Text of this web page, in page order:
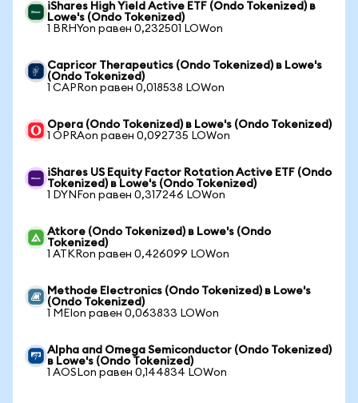
iShares High Yield Active ETF (Ondo Tokenized) в
Lowe's (Ondo Tokenized)
1 BRHYon равен 0,232501 LOWon
Capricor Therapeutics (Ondo Tokenized) в Lowe's
(Ondo Tokenized)
1 CAPRon равен 0,018538 LOWon
Opera (Ondo Tokenized) в Lowe's (Ondo Tokenized)
1 OPRAon равен 0,092735 LOWon
iShares US Equity Factor Rotation Active ETF (Ondo
Tokenized) в Lowe's (Ondo Tokenized)
1 DYNFon равен 0,317246 LOWon
Atkore (Ondo Tokenized) в Lowe's (Ondo
Tokenized)
1 ATKRon равен 0,426099 LOWon
Methode Electronics (Ondo Tokenized) в Lowe's
(Ondo Tokenized)
1 MEIon равен 0,063833 LOWon
Alpha and Omega Semiconductor (Ondo Tokenized)
в Lowe's (Ondo Tokenized)
1 AOSLon равен 0,144834 LOWon